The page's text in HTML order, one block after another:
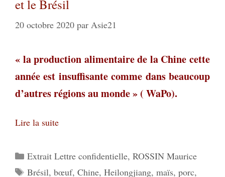
et le Brésil
20 octobre 2020 par Asie21
« la production alimentaire de la Chine cette
année est insuffisante comme dans beaucoup
d’autres régions au monde » ( WaPo).
Lire la suite
Catégories
Extrait Lettre confidentielle, ROSSIN Maurice
Étiquettes
Brésil, bœuf, Chine, Heilongjiang, maïs, porc,